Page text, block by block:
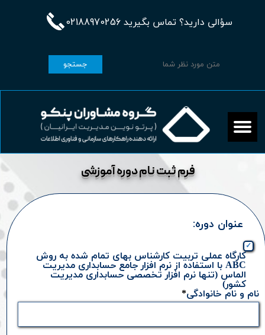
سؤالی دارید؟ تماس بگیرید 02188970256
جستجو
فرم ثبت نام دوره آموزشی
نام و نام خانوادگی
✓
کارگاه عملی تربیت کارشناس بهای تمام شده به روش
ABC با استفاده از نرم افزار جامع حسابداری مدیریت
الماس (تنها نرم افزار تخصصی حسابداری مدیریت
کشور)
عنوان دوره: